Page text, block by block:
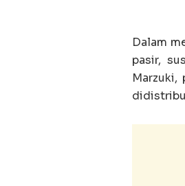
Dalam
pasir,
Marzuki,